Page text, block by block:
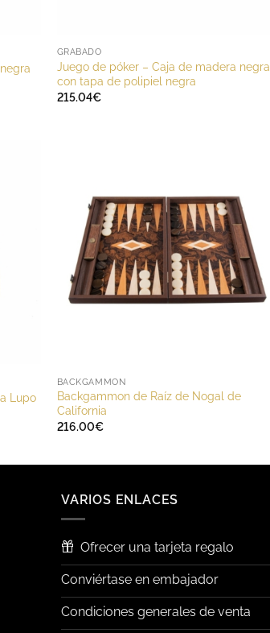
GRABADO
Juego de póker – Caja de madera negra
con tapa de polipiel negra
215.04€
Lupo
BACKGAMMON
Backgammon de Raíz de Nogal de
California
216.00€
VARIOS ENLACES
Ofrecer una tarjeta regalo
Conviértase en embajador
Condiciones generales de venta